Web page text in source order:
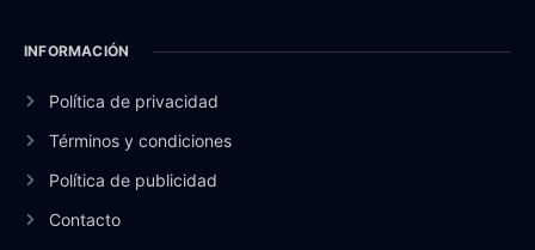
INFORMACIÓN
Política de privacidad
Términos y condiciones
Política de publicidad
Contacto